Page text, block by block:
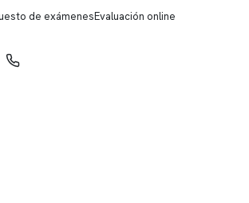
de exámenesEvaluación online